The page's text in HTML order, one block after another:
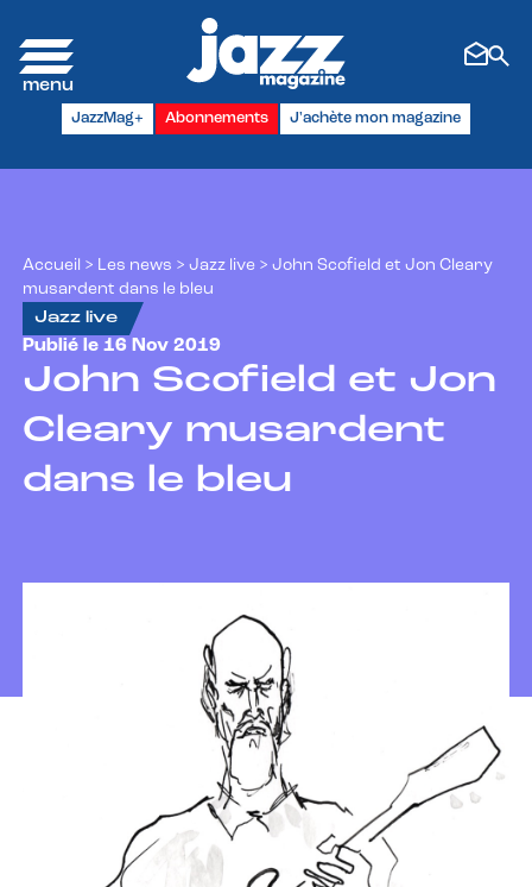
JazzMag+ Abonnements J'achète mon magazine
Accueil > Les news > Jazz live > John Scofield et Jon Cleary
musardent dans le bleu
Jazz live
Publié le 16 Nov 2019
John Scofield et Jon
Cleary musardent
dans le bleu